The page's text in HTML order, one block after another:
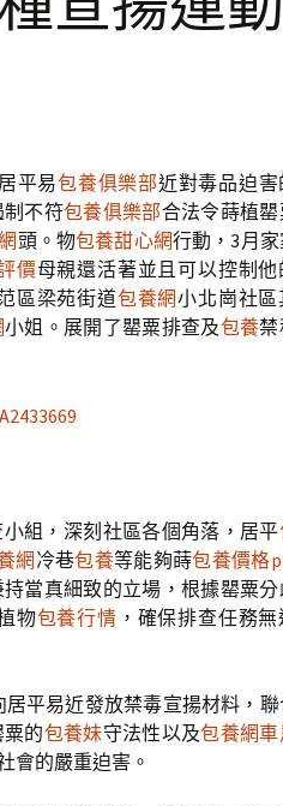
平易包養俱樂部近對毒品迫害
不符包養俱樂部合法令蒔植
頭。物包養甜心網行動，3月
價母親還活著並且可以控制他
區梁苑街道包養網小北崗社區
小姐。展開了罌粟排查及包養禁
組，深刻社區各個角落，居平
網 冷巷包養等能夠蒔包養價格
當真細致的立場，根據罌粟
物包養行情 ，確保排查任務
居平易近發放禁毒宣揚材料，
的包養妹守法性以及包養網車
會的嚴重迫害。